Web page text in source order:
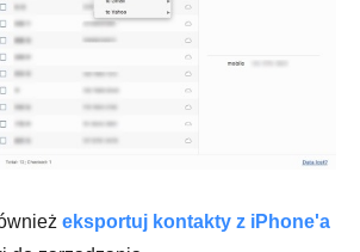
eksportuj kontakty z iPhone'a